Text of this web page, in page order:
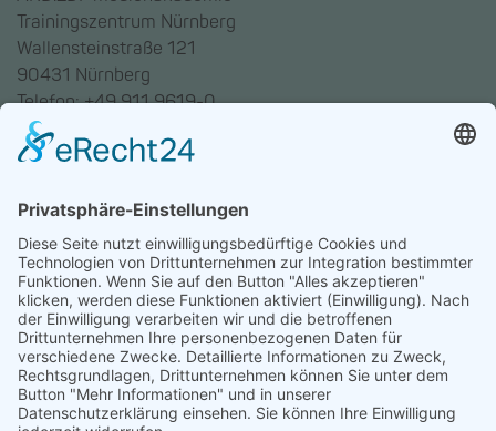
Trainingszentrum Nürnberg
Wallensteinstraße 121
90431 Nürnberg
Telefon: +49 911 9619-0
Trainingszentrum Hannover
30169 Hannover
Telefon: +49 511 123598-531
AGB
Datenschutz